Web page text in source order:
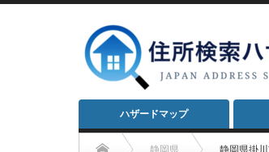
ハザードマップ
静岡県 静岡県掛